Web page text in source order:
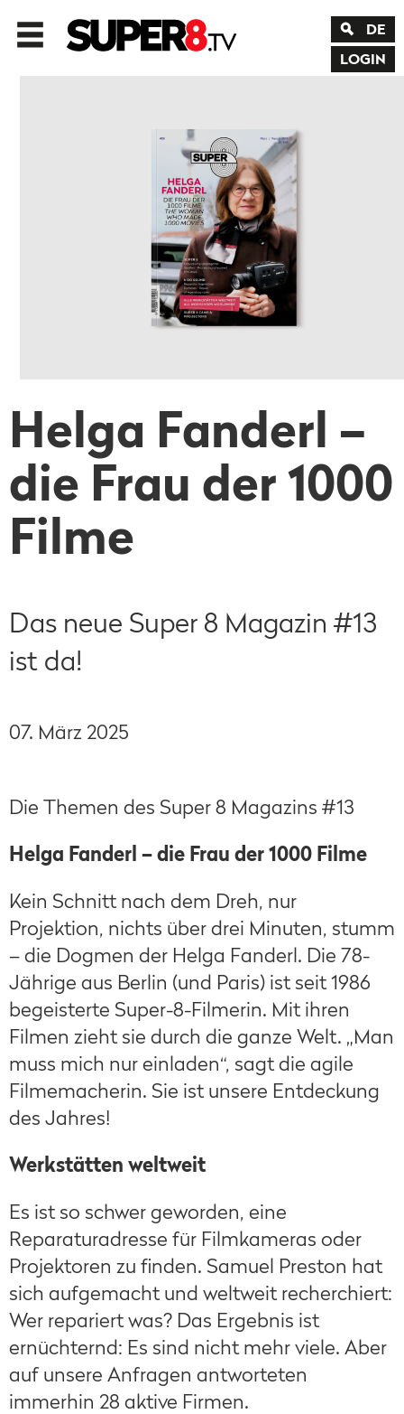
DE
LOGIN
Helga Fanderl –
die Frau der 1000
Filme
Das neue Super 8 Magazin #13
ist da!
07. März 2025
Die Themen des Super 8 Magazins #13
Helga Fanderl – die Frau der 1000 Filme
Kein Schnitt nach dem Dreh, nur
Projektion, nichts über drei Minuten, stumm
– die Dogmen der Helga Fanderl. Die 78-
Jährige aus Berlin (und Paris) ist seit 1986
begeisterte Super-8-Filmerin. Mit ihren
Filmen zieht sie durch die ganze Welt. „Man
muss mich nur einladen“, sagt die agile
Filmemacherin. Sie ist unsere Entdeckung
des Jahres!
Werkstätten weltweit
Es ist so schwer geworden, eine
Reparaturadresse für Filmkameras oder
Projektoren zu finden. Samuel Preston hat
sich aufgemacht und weltweit recherchiert:
Wer repariert was? Das Ergebnis ist
ernüchternd: Es sind nicht mehr viele. Aber
auf unsere Anfragen antworteten
immerhin 28 aktive Firmen.